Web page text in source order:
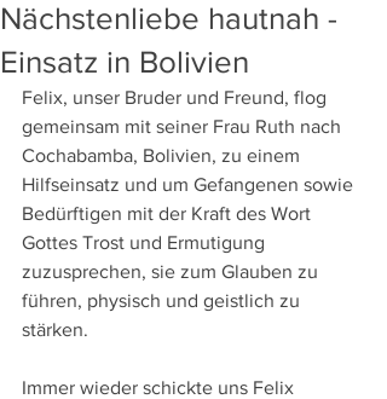
Nächstenliebe hautnah -
Einsatz in Bolivien
Felix, unser Bruder und Freund, flog
gemeinsam mit seiner Frau Ruth nach
Cochabamba, Bolivien, zu einem
Hilfseinsatz und um Gefangenen sowie
Bedürftigen mit der Kraft des Wort
Gottes Trost und Ermutigung
zuzusprechen, sie zum Glauben zu
führen, physisch und geistlich zu
stärken.
Immer wieder schickte uns Felix